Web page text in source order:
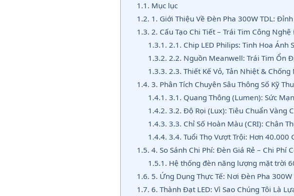
1.1. Mục lục
1.2. 1. Giới Thiệu Về Đèn Pha 300W TDL:
1.3. 2. Cấu Tạo Chi Tiết – Trái Tim Công
1.3.1. 2.1. Chip LED Philips: Tinh Hoa Ánh
1.3.2. 2.2. Nguồn Meanwell: Trái Tim Ổn
1.3.3. 2.3. Thiết Kế Vỏ, Tản Nhiệt & Chống
1.4. 3. Phân Tích Chuyên Sâu Thông Số Kỹ
1.4.1. 3.1. Quang Thông (Lumen): Sức
1.4.2. 3.2. Độ Rọi (Lux): Tiêu Chuẩn Vàng
1.4.3. 3.3. Chỉ Số Hoàn Màu (CRI): Chân
1.4.4. 3.4. Tuổi Thọ Vượt Trội: Hơn 40.000
1.5. 4. So Sánh Chi Phí: Đèn Giá Rẻ – Chi Phí
1.5.1. Hệ thống đèn năng lượng mặt trời
1.6. 5. Ứng Dụng Thực Tế: Nơi Đèn Pha 300W
1.7. 6. Thành Đạt LED: Vì Sao Chúng Tôi Là